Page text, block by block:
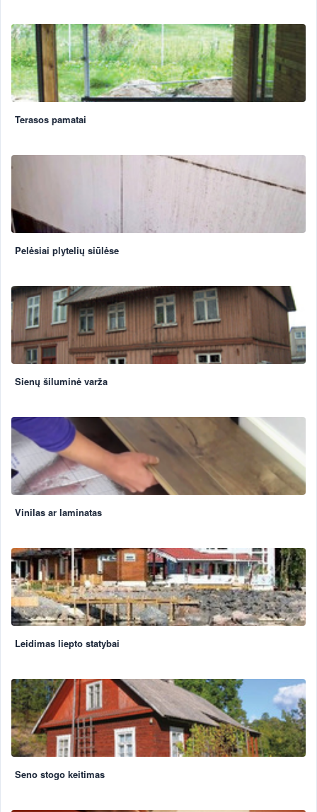
Terasos pamatai
Pelėsiai plytelių siūlėse
Sienų šiluminė varža
Vinilas ar laminatas
Leidimas liepto statybai
Seno stogo keitimas